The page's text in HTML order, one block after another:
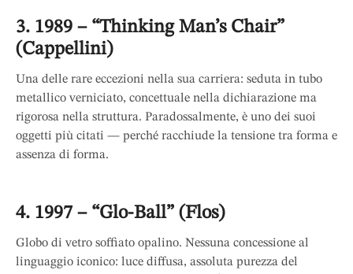
3. 1989 – “Thinking Man’s Chair”
(Cappellini)
Una delle rare eccezioni nella sua carriera: seduta in tubo
metallico verniciato, concettuale nella dichiarazione ma
rigorosa nella struttura. Paradossalmente, è uno dei suoi
oggetti più citati — perché racchiude la tensione tra forma e
assenza di forma.
4. 1997 – “Glo-Ball” (Flos)
Globo di vetro soffiato opalino. Nessuna concessione al
linguaggio iconico: luce diffusa, assoluta purezza del